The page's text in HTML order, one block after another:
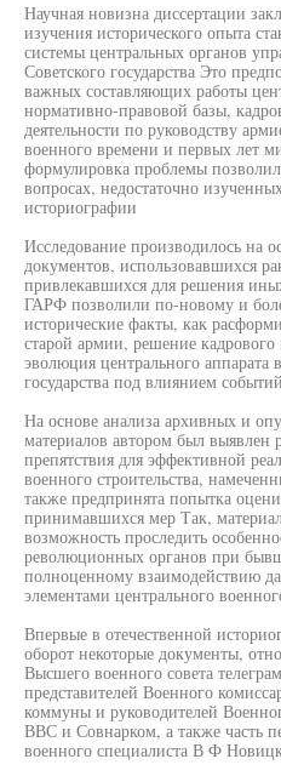
Научная новизна диссертации
изучения исторического опыта
системы центральных органов
Советского государства Это
важных составляющих работы
нормативно-правовой базы,
деятельности по руководству
военного времени и первых лет
формулировка проблемы
вопросах, недостаточно
историографии
Исследование производилось на
документов, использовавшихся
привлекавшихся для решения
ГАРФ позволили по-новому и
исторические факты, как
старой армии, решение
эволюция центрального аппарата
государства под влиянием
На основе анализа архивных и
материалов автором был выявлен
препятствия для эффективной
военного строительства,
также предпринята попытка
принимавшихся мер Так,
возможность проследить
революционных органов при
полноценному взаимодействию
элементами центрального
Впервые в отечественной
оборот некоторые документы,
Высшего военного совета
представителей Военного
коммуны и руководителей
ВВС и Совнарком, а также часть
военного специалиста В Ф